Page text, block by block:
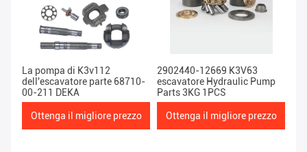
La pompa di K3v112
dell'escavatore parte 68710-
00-211 DEKA
Ottenga il migliore prezzo
2902440-12669 K3V63
escavatore Hydraulic Pump
Parts 3KG 1PCS
Ottenga il migliore prezzo